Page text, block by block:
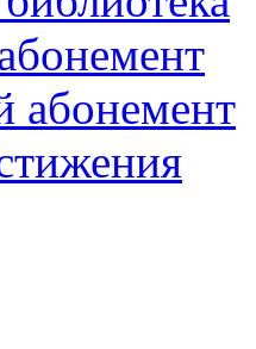
абонемент